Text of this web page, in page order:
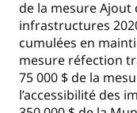
de la mesure Ajout
infrastructures
cumulées en
mesure réfection
75 000 $ de la
l’accessibilité des